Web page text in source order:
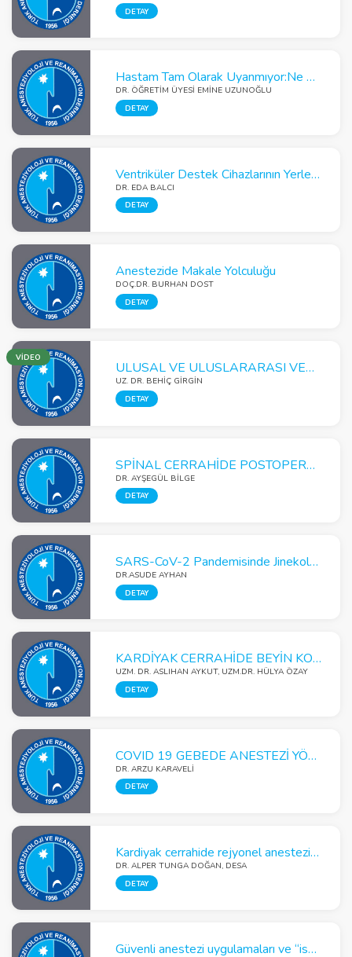
DETAY
Hastam Tam Olarak Uyanmıyor:Ne Oldu? Ne Yapmayalıyım?
DR. ÖĞRETIM ÜYESI EMINE UZUNOĞLU
DETAY
Ventriküler Destek Cihazlarının Yerleştirilmesinde Anestezi ve TransözEfageal ekokardiyografinin’nin Kritik Rolü
DR. EDA BALCI
DETAY
Anestezide Makale Yolculuğu
DOÇ.DR. BURHAN DOST
DETAY
VİDEO
ULUSAL VE ULUSLARARASI VERİLER EŞLİĞİNDE KARACİĞER NAKLİNİN PERİOPERATİF MONİTÖRİZASYONU ve HEMODİNAMİK YÖNETİMİ
UZ. DR. BEHİÇ GİRGİN
DETAY
SPİNAL CERRAHİDE POSTOPERATİF AĞRI YÖNETİMİ
DR. AYŞEGÜL BİLGE
DETAY
SARS-CoV-2 Pandemisinde Jinekolojik Onkoloji Ameliyatları Ertelenmeli mi?
DR.ASUDE AYHAN
DETAY
KARDİYAK CERRAHİDE BEYİN KORUMA VE NÖROMONİTORİZASYON
UZM. DR. ASLIHAN AYKUT, UZM.DR. HÜLYA ÖZAY
DETAY
COVID 19 GEBEDE ANESTEZİ YÖNETİMİ
DR. ARZU KARAVELİ
DETAY
Kardiyak cerrahide rejyonel anestezi uygulamaları, neler değişiyor?
DR. ALPER TUNGA DOĞAN, DESA
DETAY
Güvenli anestezi uygulamaları ve “isviçre peyniri” modeli